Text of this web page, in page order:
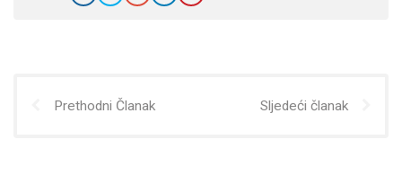
Prethodni Članak Sljedeći članak